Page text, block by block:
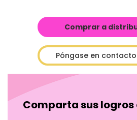
Comprar a
Póngase en
Comparta sus